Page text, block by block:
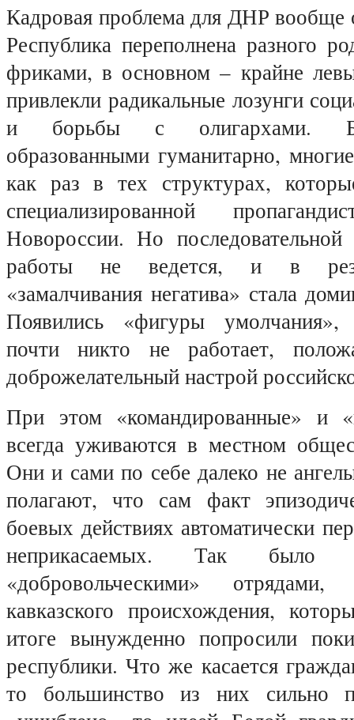
Кадровая проблема для ДНР вообще
Республика переполнена разного
фриками, в основном – крайне
привлекли радикальные лозунги
и борьбы с олигархами.
образованными гуманитарно,
как раз в тех структурах,
специализированной
Новороссии. Но последовательной
работы не ведется, и в
«замалчивания негатива» стала
Появились «фигуры
почти никто не работает,
доброжелательный настрой
При этом «командированные» и
всегда уживаются в местном
Они и сами по себе далеко не
полагают, что сам факт
боевых действиях автоматически
неприкасаемых. Так было
«добровольческими»
кавказского происхождения,
итоге вынужденно попросили
республики. Что же касается
то большинство из них сильно